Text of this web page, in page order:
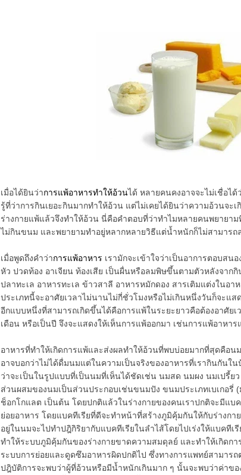
เมื่อได้ยินว่าการแพ้อาหารทำให้อ้วนได้ หลายคนคงอาจจะไม่เชื่อได้
รู้ที่ว่าการกินเยอะกินมากทำให้อ้วน แต่ไม่เคยได้ยินว่าความอ้วนจะ
ร่างกายแพ้แล้วจึงทำให้อ้วน นี่คือคำตอบที่ว่าทำไมหลายคนพยายา
ไม่กินขนม และพยายามทำอยู่หลากหลายวิธีแต่น้ำหนักก็ไม่สามารถ
เมื่อพูดถึงคำว่าการแพ้อาหาร เรามักจะเข้าใจว่าเป็นอาการตอบสน
หัว ปวดท้อง อาเจียน ท้องเสีย เป็นผื่นหรือลมพิษขึ้นตามตัวหลังจากกิ
ปลาทะเล อาหารทะเล ข้าวสาลี อาหารหมักดอง สารเติมแต่งในอ
ประเภทนี้จะอาศัยเวลาไม่นานไม่กี่ชั่วโมงหรือไม่เกินหนึ่งวันก็จะแ
อีกแบบหนึ่งที่สามารถเกิดขึ้นได้คือการแพ้ในระยะยาวคือต้องอาศัย
เดือน หรือเป็นปี จึงจะแสดงให้เห็นการแพ้ออกมา เช่นการแพ้อาหา
อาหารที่ทำให้เกิดการแพ้และส่งผลทำให้อ้วนที่พบบ่อยมากที่สุดคือน
อาจบอกว่าไม่ได้ดื่มนมแต่ในความเป็นจริงของอาหารที่เรากินกันใ
ว่าจะเป็นในรูปแบบที่เป็นนมที่เห็นได้ชัดเช่น นมสด นมผง นมเปรี้ย
ส่วนผสมของนมเป็นส่วนประกอบเช่นขนมปัง ขนมประเภทเบเกอรี่
ช็อกโกแลต เป็นต้น โดยปกติแล้วในร่างกายของคนเราปกติจะมีแบ
ย่อยอาหาร โดยแบคทีเรียที่ดีจะทำหน้าที่สร้างภูมิคุ้มกันให้กับร่างกา
อยู่ในนมจะไปทำปฎิกิริยากับแบคทีเรียในลำไส้โดยไปเร่งให้แบคทีเ
ทำให้ระบบภูมิคุ้มกันของร่างกายขาดความสมดุลย์ และทำให้เกิดก
ระบบการย่อยและดูดซึมอาหารผิดปกติไป ซึ่งทางการแพทย์สามารถ
ปฎิบัติการจะพบว่าผู้ที่อ้วนหรือมีน้ำหนักเกินมาก ๆ นั้นจะพบว่าค่าขอ